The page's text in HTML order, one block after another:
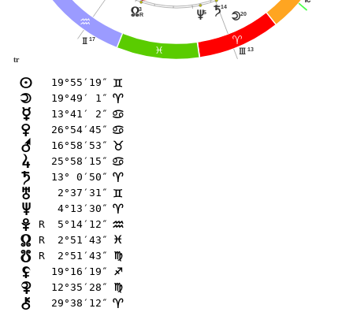
;
E
F
17
H
13
I
v5 t14
o20
x3
R
tr
n 19°55′19″ =
o 19°49′ 1″ ;
p 13°41′ 2″ >
q 26°54′45″ >
r 16°58′53″ <
s 25°58′15″ >
t 13° 0′50″ ;
u 2°37′31″ =
v 4°13′30″ ;
w R  5°14′12″ E
x R  2°51′43″ F
y R  2°51′43″ @
z 19°16′19″ C
{ 12°35′28″ @
| 29°38′12″ ;